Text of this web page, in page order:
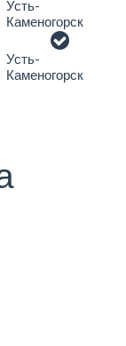
Усть-
Каменогорск
Усть-
Каменогорск